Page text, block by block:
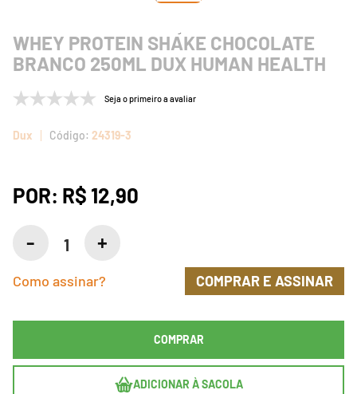
WHEY PROTEIN SHAKE CHOCOLATE
BRANCO 250ML DUX HUMAN HEALTH
Seja o primeiro a avaliar
Dux 24319-3
POR: R$ 12,90
COMPRAR
ADICIONAR À SACOLA
Como assinar? COMPRAR E ASSINAR